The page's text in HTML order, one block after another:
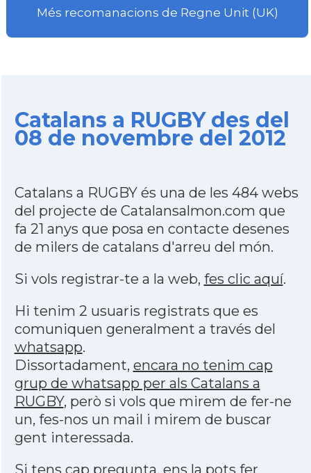
Més recomanacions de Regne Unit (UK)
Catalans a RUGBY des del
08 de novembre del 2012
Catalans a RUGBY és una de les 484 webs
del projecte de Catalansalmon.com que
fa 21 anys que posa en contacte desenes
de milers de catalans d'arreu del món.
Si vols registrar-te a la web, fes clic aquí.
Hi tenim 2 usuaris registrats que es
comuniquen generalment a través del
whatsapp.
Dissortadament, encara no tenim cap
grup de whatsapp per als Catalans a
RUGBY, però si vols que mirem de fer-ne
un, fes-nos un mail i mirem de buscar
gent interessada.
Si tens cap pregunta, ens la pots fer